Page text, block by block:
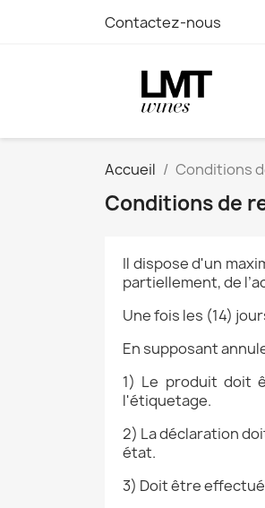
Contactez-nous
Accueil Conditions
Conditions de
Il dispose d'un
partiellement, de
Une fois les (14)
En supposant
1) Le produit doit
l'étiquetage.
2) La déclaration
état.
3) Doit être